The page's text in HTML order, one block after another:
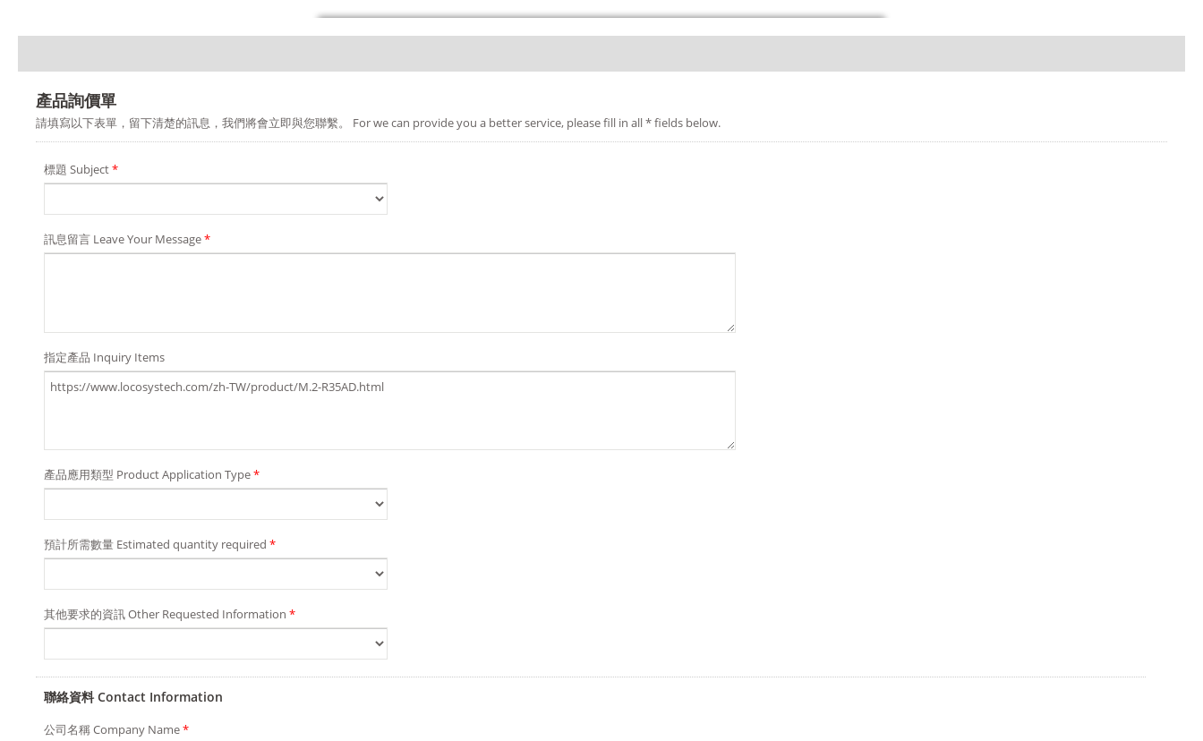
產品詢價單
請填寫以下表單，留下清楚的訊息，我們將會立即與您聯繫。 For we can provide you a better service, please fill in all * fields below.
標題 Subject*
訊息留言 Leave Your Message*
指定產品 Inquiry Items
產品應用類型 Product Application Type*
預計所需數量 Estimated quantity required *
其他要求的資訊 Other Requested Information *
聯絡資料 Contact Information
公司名稱 Company Name*